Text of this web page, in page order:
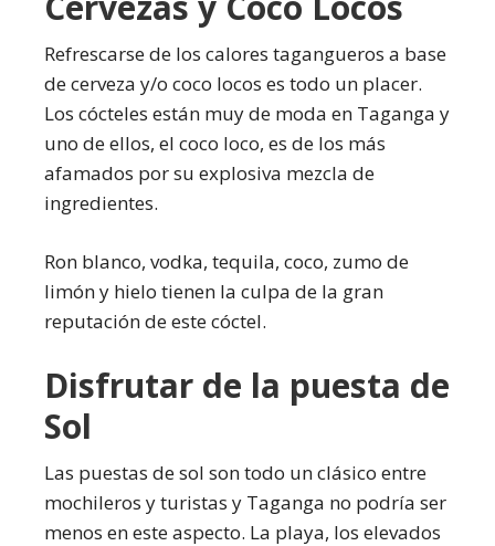
Refrescarse de los calores tagangueros a base
de cerveza y/o coco locos es todo un placer.
Los cócteles están muy de moda en Taganga y
uno de ellos, el coco loco, es de los más
afamados por su explosiva mezcla de
ingredientes.
Ron blanco, vodka, tequila, coco, zumo de
limón y hielo tienen la culpa de la gran
reputación de este cóctel.
Disfrutar de la puesta de
Sol
Las puestas de sol son todo un clásico entre
mochileros y turistas y Taganga no podría ser
menos en este aspecto. La playa, los elevados